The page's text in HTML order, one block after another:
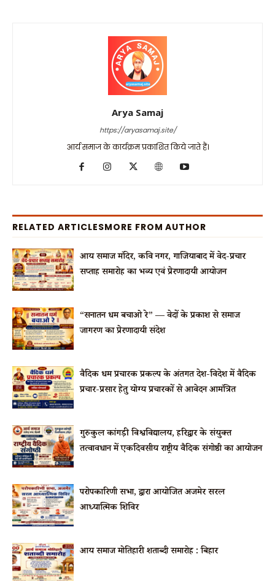
Arya Samaj
https://aryasamaj.site/
आर्य समाज के कार्यक्रम प्रकाशित किये जाते हैं।
RELATED ARTICLESMORE FROM AUTHOR
आर्य समाज मंदिर, कवि नगर, गाजियाबाद में वेद-प्रचार
सप्ताह समारोह का भव्य एवं प्रेरणादायी आयोजन
“सनातन धर्म बचाओ रे” — वेदों के प्रकाश से समाज
जागरण का प्रेरणादायी संदेश
वैदिक धर्म प्रचारक प्रकल्प के अंतर्गत देश-विदेश में वैदिक
प्रचार-प्रसार हेतु योग्य प्रचारकों से आवेदन आमंत्रित
गुरुकुल कांगड़ी विश्वविद्यालय, हरिद्वार के संयुक्त
तत्वावधान में एकदिवसीय राष्ट्रीय वैदिक संगोष्ठी का आयोजन
परोपकारिणी सभा, द्वारा आयोजित अजमेर सरल
आध्यात्मिक शिविर
आर्य समाज मोतिहारी शताब्दी समारोह : बिहार